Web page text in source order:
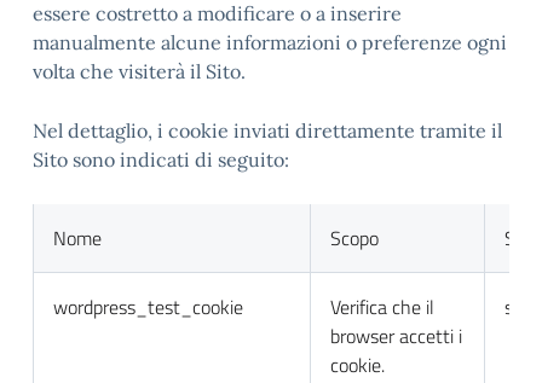
essere costretto a modificare o a inserire
manualmente alcune informazioni o preferenze ogni
volta che visiterà il Sito.
Nel dettaglio, i cookie inviati direttamente tramite il
Sito sono indicati di seguito:
Nome Scopo
wordpress_test_cookie
Verifica che il
browser accetti i
cookie.